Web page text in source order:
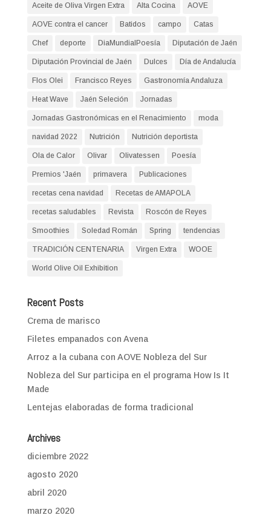
Aceite de Oliva Virgen Extra Alta Cocina AOVE
AOVE contra el cancer Batidos campo Catas
Chef deporte DiaMundialPoesía Diputación de Jaén
Diputación Provincial de Jaén Dulces Día de Andalucía
Flos Olei Francisco Reyes Gastronomía Andaluza
Heat Wave Jaén Seleción Jornadas
Jornadas Gastronómicas en el Renacimiento moda
navidad 2022 Nutrición Nutrición deportista
Ola de Calor Olivar Olivatessen Poesía
Premios 'Jaén primavera Publicaciones
recetas cena navidad Recetas de AMAPOLA
recetas saludables Revista Roscón de Reyes
Smoothies Soledad Román Spring tendencias
TRADICIÓN CENTENARIA Virgen Extra WOOE
World Olive Oil Exhibition
Recent Posts
Crema de marisco
Filetes empanados con Avena
Arroz a la cubana con AOVE Nobleza del Sur
Nobleza del Sur participa en el programa How Is It
Made
Lentejas elaboradas de forma tradicional
Archives
diciembre 2022
agosto 2020
abril 2020
marzo 2020